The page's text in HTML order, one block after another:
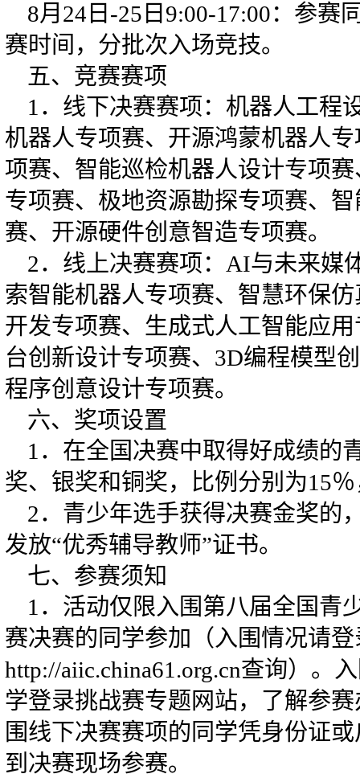
8月24日-25日9:00-17:00：参赛
赛时间，分批次入场竞技。
五、竞赛赛项
1．线下决赛赛项：机器人工程
机器人专项赛、开源鸿蒙机器人
项赛、智能巡检机器人设计专项
专项赛、极地资源勘探专项赛、
赛、开源硬件创意智造专项赛。
2．线上决赛赛项：AI与未来媒
索智能机器人专项赛、智慧环保
开发专项赛、生成式人工智能应
台创新设计专项赛、3D编程模型
程序创意设计专项赛。
六、奖项设置
1．在全国决赛中取得好成绩的
奖、银奖和铜奖，比例分别为15
2．青少年选手获得决赛金奖的
发放“优秀辅导教师”证书。
七、参赛须知
1．活动仅限入围第八届全国青
赛决赛的同学参加（入围情况请
http://aiic.china61.org.cn查询）。
学登录挑战赛专题网站，了解参
围线下决赛赛项的同学凭身份证
到决赛现场参赛。